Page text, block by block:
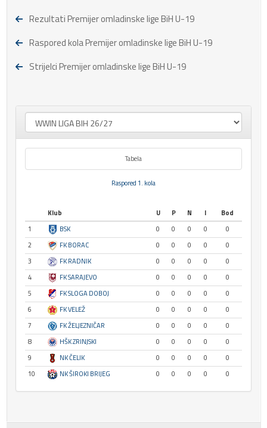
Rezultati Premijer omladinske lige BiH U-19
Raspored kola Premijer omladinske lige BiH U-19
Strijelci Premijer omladinske lige BiH U-19
Tabela
Raspored 1. kola
Klub U P N I
Bod
1
BSK 0 0 0 0
0
2
FK BORAC 0 0 0 0
0
3
FK RADNIK 0 0 0 0
0
4
FK SARAJEVO 0 0 0 0
0
5
FK SLOGA DOBOJ 0 0 0 0
0
6
FK VELEŽ 0 0 0 0
0
7
FK ŽELJEZNIČAR 0 0 0 0
0
8
HŠK ZRINJSKI 0 0 0 0
0
9
NK ČELIK 0 0 0 0
0
10
NK ŠIROKI BRIJEG 0 0 0 0 0